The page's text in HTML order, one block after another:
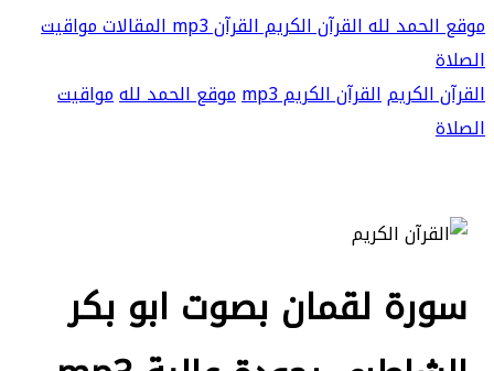
موقع الحمد للهالقرآن الكريمالقرآن mp3 المقالاتمواقيت
الصلاة
القرآن الكريمالقرآن الكريم mp3 موقع الحمد للهمواقيت
الصلاة
سورة لقمان بصوت ابو بكر